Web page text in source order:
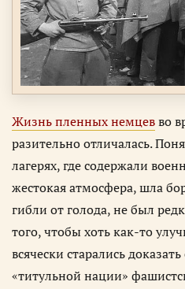
Жизнь пленных немцевво
разительно отличалась.
лагерях, где содержали
жестокая атмосфера, шла
гибли от голода, не был
того, чтобы хоть как-то
всячески старались
«титульной нации»